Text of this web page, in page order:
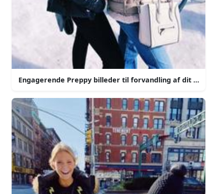
Engagerende Preppy billeder til forvandling af dit hjem